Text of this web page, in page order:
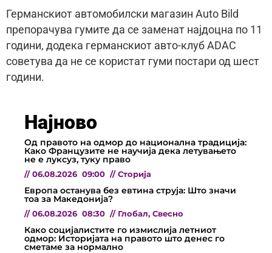
Германскиот автомобилски магазин Auto Bild
препорачува гумите да се заменат најдоцна по 11
години, додека германскиот авто-клуб ADAC
советува да не се користат гуми постари од шест
години.
Најново
Од правото на одмор до национална традиција:
Како Французите не научија дека летувањето
не е луксуз, туку право
// 06.08.2026 09:00 // Сторија
Европа останува без евтина струја: Што значи
тоа за Македонија?
// 06.08.2026 08:30 // Глобал, Свесно
Како социјалистите го измислија летниот
одмор: Историјата на правото што денес го
сметаме за нормално